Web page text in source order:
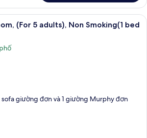
Bộ đồ giường cao cấp, chăn bông,
(For 5 adults), Non Smoking(1 bed
giường đơn và 1 giường Murphy đơn